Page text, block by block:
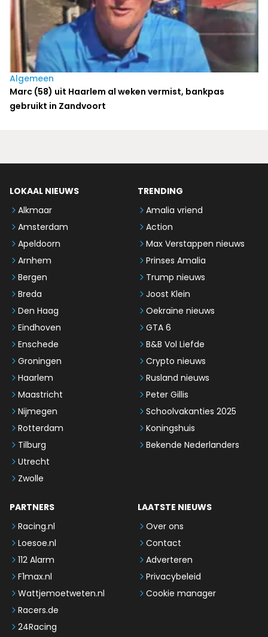
Algemeen
Marc (58) uit Haarlem al weken vermist, bankpas
gebruikt in Zandvoort
LOKAAL NIEUWS
Alkmaar
Amsterdam
Apeldoorn
Arnhem
Bergen
Breda
Den Haag
Eindhoven
Enschede
Groningen
Haarlem
Maastricht
Nijmegen
Rotterdam
Tilburg
Utrecht
Zwolle
TRENDING
Amalia vriend
Action
Max Verstappen nieuws
Prinses Amalia
Trump nieuws
Joost Klein
Oekraïne nieuws
GTA 6
B&B Vol Liefde
Crypto nieuws
Rusland nieuws
Peter Gillis
Schoolvakanties 2025
Koningshuis
Bekende Nederlanders
PARTNERS
Racing.nl
Loesoe.nl
112 Alarm
F1max.nl
Wattjemoetweten.nl
Racers.de
24Racing
LAATSTE NIEUWS
Over ons
Contact
Adverteren
Privacybeleid
Cookie manager